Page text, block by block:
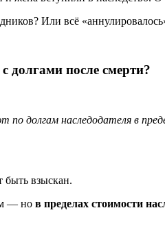
Или всё
долгами после смерти?
по долгам наследодателя в
быть взыскан.
— но в пределах стоимости